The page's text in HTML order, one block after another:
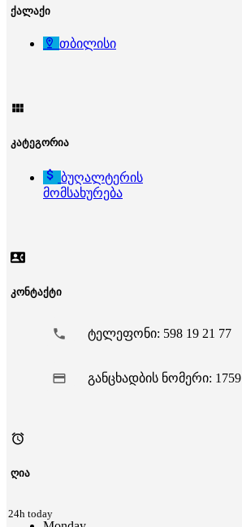
ქალაქი
თბილისი
კატეგორია
ბუღალტერის
მომსახურება
კონტაქტი
ტელეფონი: 598 19 21 77
განცხადბის ნომერი: 1759
ღია
24h today